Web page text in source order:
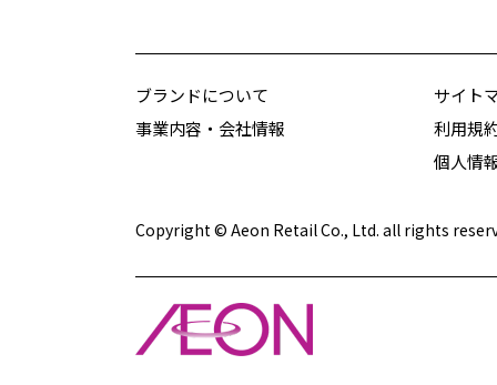
【メインテーマ：自分の親に
限って・・・】
「自分の親に限って・・・」
という強い思い込みが、判断
な父親」の姿や「美味しいご
飯を作ってくれていた優しい
母親の姿」が、いつまでも強
く印象るケースは多くありま
ブランドについて
事業内容・会社情報
サイト
利用規
個人情
Copyright © Aeon Retail Co., Ltd. all rights